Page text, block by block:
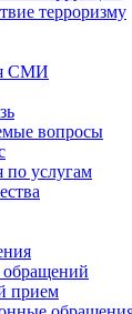
терроризму
СМИ
вопросы
по услугам
прием